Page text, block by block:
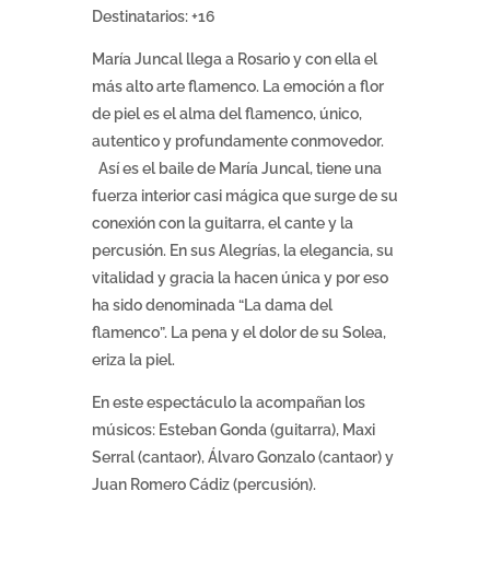
Destinatarios: +16
María Juncal llega a Rosario y con ella el
más alto arte flamenco. La emoción a flor
de piel es el alma del flamenco, único,
autentico y profundamente conmovedor.
Así es el baile de María Juncal, tiene una
fuerza interior casi mágica que surge de su
conexión con la guitarra, el cante y la
percusión. En sus Alegrías, la elegancia, su
vitalidad y gracia la hacen única y por eso
ha sido denominada “La dama del
flamenco”. La pena y el dolor de su Solea,
eriza la piel.
En este espectáculo la acompañan los
músicos: Esteban Gonda (guitarra), Maxi
Serral (cantaor), Álvaro Gonzalo (cantaor) y
Juan Romero Cádiz (percusión).